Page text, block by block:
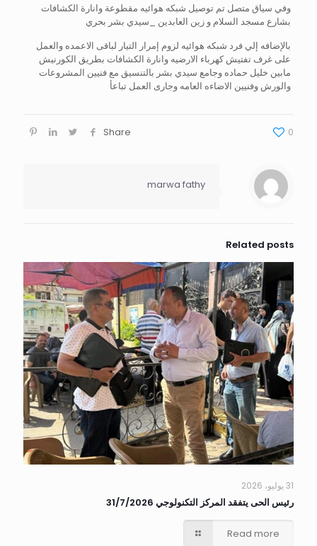
وفي سياق متصل تم توصيل شبكه هوائيه مقطوعة وانارة الكشافات
بشارع مسجد السلام و زين العابدين _سيدي بشر بحري
بالإضافه إلي فرد شبكه هوائيه لزوم إمرار التيار لباقى الاعمده والعمل
على غرف تفتيش كهرباء الارضيه وانارة الكشافات بطريق الكورنيش
مابين خليل حماده وجامع سيدي بشر بالتنسيق مع فنيين المشروعات
والورش وفنيين الاضاءه العامه وجارى العمل تباعأ
Share 0
marwa fathy
Related posts
31 يوليو، 2026
رئيس الحى يتفقد المركز التكنولوجي 31/7/2026
Read more